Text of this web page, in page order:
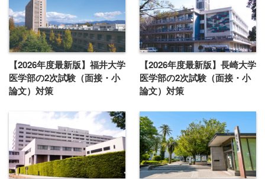
【2026年度最新版】福井大学
医学部の2次試験（面接・小
論文）対策
【2026年度最新版】長崎大学
医学部の2次試験（面接・小
論文）対策